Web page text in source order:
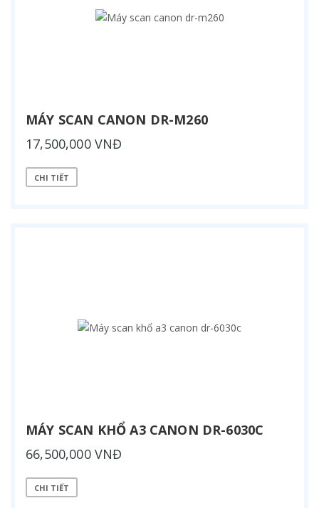
MÁY SCAN CANON DR-M260
17,500,000 VNĐ
CHI TIẾT
MÁY SCAN KHỔ A3 CANON DR-6030C
66,500,000 VNĐ
CHI TIẾT